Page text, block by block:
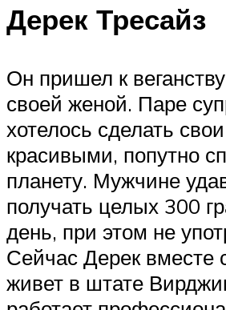
Дерек Тресайз
Он пришел к
своей женой. Паре
хотелось сделать
красивыми, попутно
планету. Мужчине
получать целых 300
день, при этом не
Сейчас Дерек вместе
живет в штате